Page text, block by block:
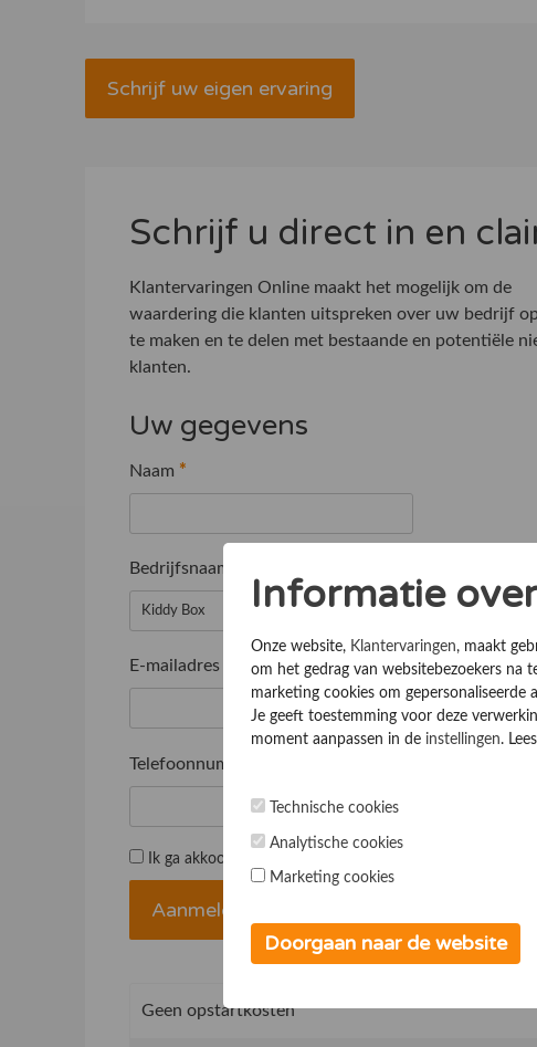
Schrijf uw eigen ervaring
Schrijf u direct in en
Klantervaringen Online maakt het mogelijk om de
waardering die klanten uitspreken over uw bedrijf
te maken en te delen met bestaande en potentiële
klanten.
Uw gegevens
Naam *
Bedrijfsnaam
E-mailadres
Telefoonnummer
Ik ga akkoord met de
Geen opstartkosten
Informatie
Onze website, Klantervaringen, maakt
om het gedrag van websitebezoekers na
marketing cookies om
Je geeft toestemming voor deze
moment aanpassen in de instellingen.
Technische cookies
Analytische cookies
Marketing cookies
Doorgaan naar de website